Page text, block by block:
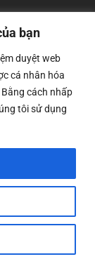
bạn
duyệt web
cá nhân hóa
cách nhấp
tôi sử dụng
0108783483
Tư Tp. Hà
Reserved